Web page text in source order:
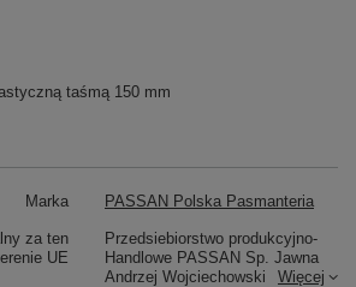
taśmą 150 mm
Marka PASSAN Polska Pasmanteria
za ten
UE
Przedsiebiorstwo produkcyjno-
Handlowe PASSAN Sp. Jawna
Andrzej Wojciechowski
Więcej